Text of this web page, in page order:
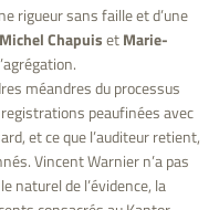
rigueur sans faille et d’une
ChapuisetMarie-
méandres du processus
peaufinées avec
et ce que l’auditeur retient,
Vincent Warnier n’a pas
naturel de l’évidence, la